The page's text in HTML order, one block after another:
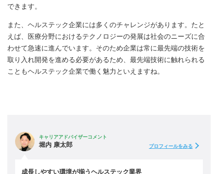
できます。
また、ヘルステック企業には多くのチャレンジがあります。たと
えば、医療分野におけるテクノロジーの発展は社会のニーズに合
わせて急速に進んでいます。そのため企業は常に最先端の技術を
取り入れ開発を進める必要があるため、最先端技術に触れられる
こともヘルステック企業で働く魅力といえますね。
キャリアアドバイザーコメント
堀内 康太郎 プロフィールをみる
成長しやすい環境が揃うヘルステック業界